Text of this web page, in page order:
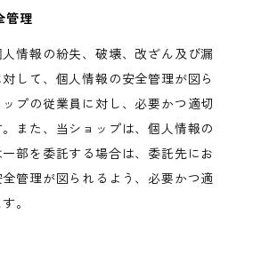
管理
情報の紛失、破壊、改ざん及び漏
して、個人情報の安全管理が図ら
プの従業員に対し、必要かつ適切
また、当ショップは、個人情報の
部を委託する場合は、委託先にお
管理が図られるよう、必要かつ適
。